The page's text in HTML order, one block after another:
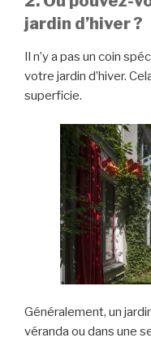
jardin d’hiver ?
Il n’y a pas un coin
votre jardin d’hiver.
superficie.
Généralement, un
véranda ou dans une